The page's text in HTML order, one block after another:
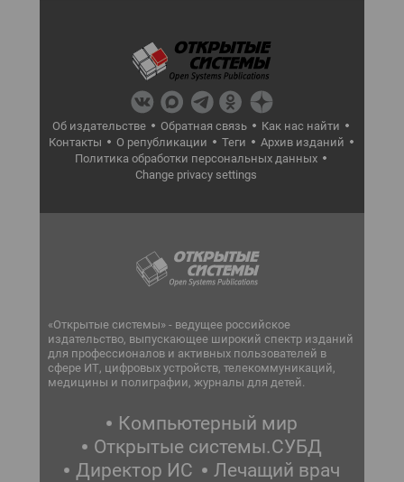
Об издательстве Обратная связь
Как нас найти
Контакты
О републикации Теги
Архив изданий
Политика обработки персональных данных
Change privacy settings
«Открытые системы» - ведущее российское
издательство, выпускающее широкий спектр изданий
для профессионалов и активных пользователей в
сфере ИТ, цифровых устройств, телекоммуникаций,
медицины и полиграфии, журналы для детей.
Компьютерный мир
Открытые системы.СУБД
Директор ИС
Лечащий врач